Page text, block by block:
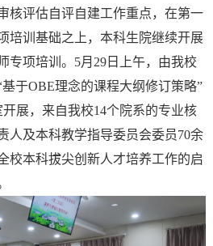
核评估自评自建工作重点，在第一
培训基础之上，本科生院继续开展
专项培训。5月29日上午，由我校
于OBE理念的课程大纲修订策略”
展，来自我校14个院系的专业核
人及本科教学指导委员会委员70余
校本科拔尖创新人才培养工作的启